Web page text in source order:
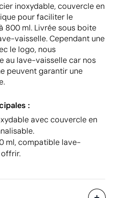
inoxydable, couvercle en
pour faciliter le
800 ml. Livrée sous boite
vaisselle. Cependant une
le logo, nous
au lave-vaisselle car nos
peuvent garantir une
:
avec couvercle en
ml, compatible lave-